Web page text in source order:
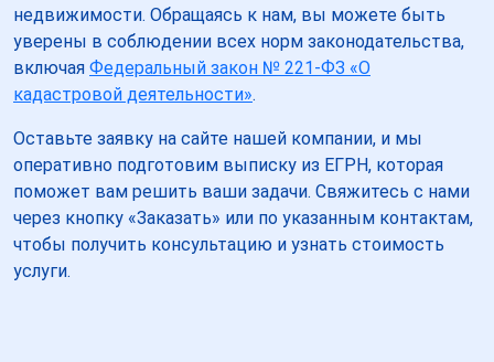
недвижимости. Обращаясь к нам, вы можете быть
уверены в соблюдении всех норм законодательства,
включая Федеральный закон № 221-ФЗ «О
кадастровой деятельности».
Оставьте заявку на сайте нашей компании, и мы
оперативно подготовим выписку из ЕГРН, которая
поможет вам решить ваши задачи. Свяжитесь с нами
через кнопку «Заказать» или по указанным контактам,
чтобы получить консультацию и узнать стоимость
услуги.